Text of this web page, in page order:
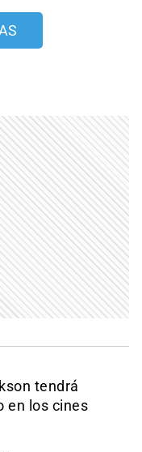
tendrá
en los cines